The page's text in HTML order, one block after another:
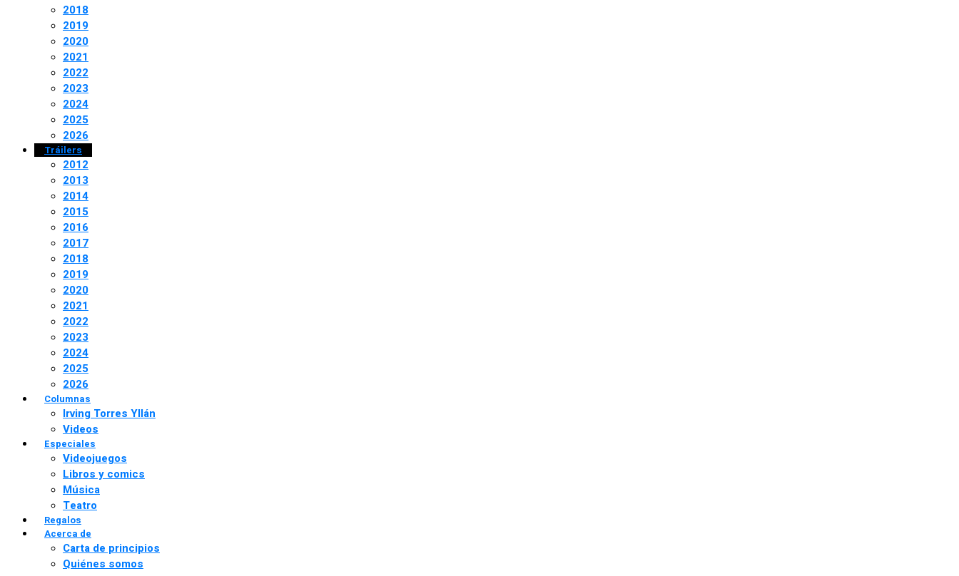
2018
2019
2020
2021
2022
2023
2024
2025
2026
Tráilers
2012
2013
2014
2015
2016
2017
2018
2019
2020
2021
2022
2023
2024
2025
2026
Columnas
Irving Torres Yllán
Videos
Especiales
Videojuegos
Libros y comics
Música
Teatro
Regalos
Acerca de
Carta de principios
Quiénes somos